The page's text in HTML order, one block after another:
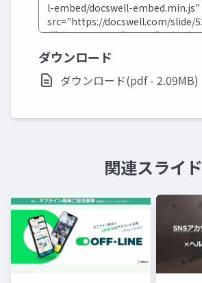
ダウンロード
ダウンロード(pdf - 2.09MB)
関連スライド